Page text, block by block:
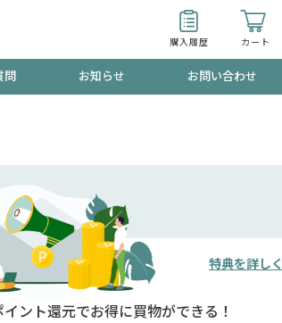
購入履歴 カート
ッフが贈る音声プログラム
問 お知らせ お問い合わせ
ント還元でお得に買物ができる！
特典を詳しく